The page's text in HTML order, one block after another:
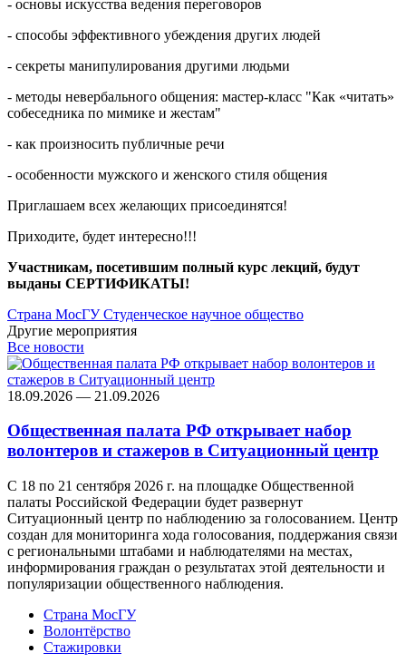
- основы искусства ведения переговоров
- способы эффективного убеждения других людей
- секреты манипулирования другими людьми
- методы невербального общения: мастер-класс "Как «читать»
собеседника по мимике и жестам"
- как произносить публичные речи
- особенности мужского и женского стиля общения
Приглашаем всех желающих присоединятся!
Приходите, будет интересно!!!
Участникам, посетившим полный курс лекций, будут
выданы СЕРТИФИКАТЫ!
Страна МосГУСтуденческое научное общество
Другие мероприятия
Все новости
18.09.2026 — 21.09.2026
Общественная палата РФ открывает набор
волонтеров и стажеров в Ситуационный центр
С 18 по 21 сентября 2026 г. на площадке Общественной
палаты Российской Федерации будет развернут
Ситуационный центр по наблюдению за голосованием. Центр
создан для мониторинга хода голосования, поддержания связи
с региональными штабами и наблюдателями на местах,
информирования граждан о результатах этой деятельности и
популяризации общественного наблюдения.
Страна МосГУ
Волонтёрство
Стажировки